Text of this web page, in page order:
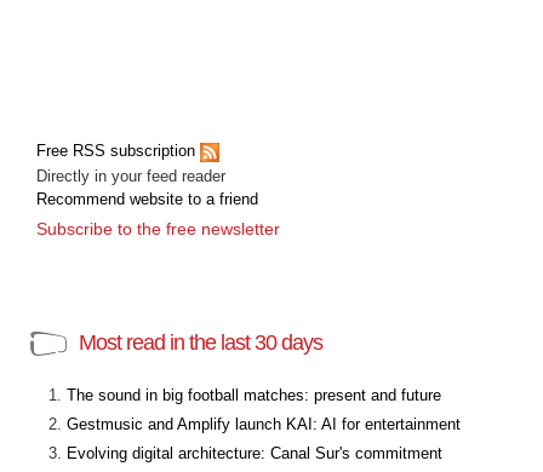
Free RSS subscription
Directly in your feed reader
Recommend website to a friend
Subscribe to the free newsletter
Most read in the last 30 days
The sound in big football matches: present and future
Gestmusic and Amplify launch KAI: AI for entertainment
Evolving digital architecture: Canal Sur's commitment